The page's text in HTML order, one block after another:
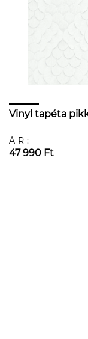
Vinyl tapéta
ÁR:
47 990 Ft